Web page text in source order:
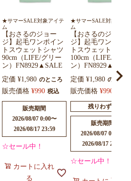
★サマーSALE対象アイテ
ム
【おさるのジョー
ジ】起毛ワンポイン
トスウェットシャツ
90cm（LIFE/グリー
ン）FN8929▲SALE
定価 ¥1,980 のところ
販売価格 ¥990 税込
販売期間
2026/08/07 0:00〜
2026/08/17 23:59
☆セール中！
カートに入れ
る
★サマーSALE対象アイ
ム
【おさるのジョー
ジ】起毛ワンポイ
トスウェットシャ
100cm（LIFE/グリ
ン）FN8929▲SALE
定価 ¥1,980 のところ
販売価格 ¥990
残りわずか
販売期間
2026/08/07 0:00
2026/08/17 23:59
☆セール中！